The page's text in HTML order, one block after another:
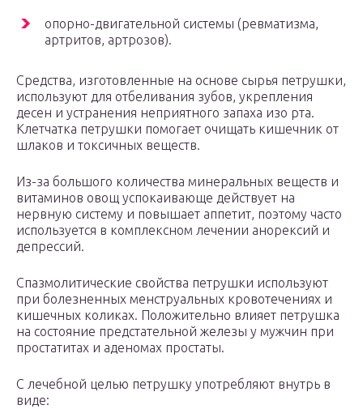
опорно-двигательной системы (ревматизма,
артритов, артрозов).
Средства, изготовленные на основе сырья петрушки,
используют для отбеливания зубов, укрепления
десен и устранения неприятного запаха изо рта.
Клетчатка петрушки помогает очищать кишечник от
шлаков и токсичных веществ.
Из-за большого количества минеральных веществ и
витаминов овощ успокаивающе действует на
нервную систему и повышает аппетит, поэтому часто
используется в комплексном лечении анорексий и
депрессий.
Спазмолитические свойства петрушки используют
при болезненных менструальных кровотечениях и
кишечных коликах. Положительно влияет петрушка
на состояние предстательной железы у мужчин при
простатитах и аденомах простаты.
С лечебной целью петрушку употребляют внутрь в
виде: